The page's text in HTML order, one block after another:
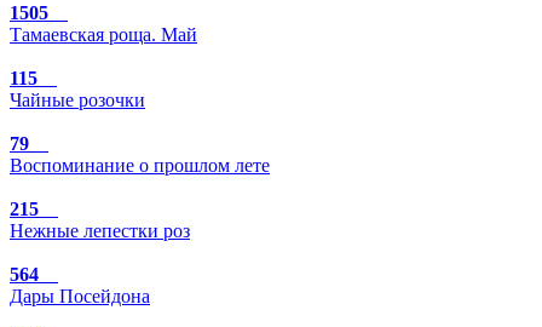
1505
Тамаевская роща. Май
115
Чайные розочки
79
Воспоминание о прошлом лете
215
Нежные лепестки роз
564
Дары Посейдона